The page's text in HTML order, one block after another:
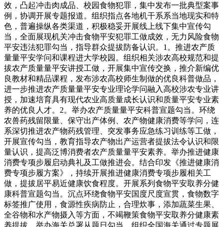
效，凸起冲击肉成品、校园食物犯罪，集中发布一批典型案事
例，协调开展专题报道。组织指点各地机干系系当地现实和特
色，普遍操纵各类渠道，积极稳妥开展线上线下集中宣传勾
当，全面展现机关冲击食物平安犯罪工做成效，无力风险食物
平安违法犯罪勾当，指导群众提拔防备认识。1。推进农产质
量量平安学问和课程进大学校园。组织相关涉农高校规范和提
拔农产质量量平安讲授工做，开展集中宣传交换，推介新编优
良教材和精品课程，发布涉农高校师生制做的优良科普做品，
进一步推进农产质量量平安专业理论学问融入高校涉农专业讲
授，加速培育具有现代农业高质量成长认识和质量平安专业素
养的优良人才。2。举办农产质量量平安科普宣题勾当。环绕
农兽药残留限量、保守出产体例、农产物健康消费等学问，连
系深切推进农产物药残管理、突发事务应急练习训练等工做，
开展宣传勾当，教育指导农产物出产运营者提拔法令认识和限
量认识，提高泛博消费者农产质量量平安素养。举办推进健康
消费专项步履启动典礼及工做推进会。结合印发《推进健康消
费专项步履方案》，持续开展推进健康消费专项步履相关工
做，提拔居平易近健康饮食程度。开展系列食物平安取养分健
康科普宣题勾当。沉点环绕食物平安国度尺度宣贯，食物数字
标签推广使用，食源性疾病防止，合理炊事，添加蔬菜生果、
全谷物和水产物摄入等方面，不竭鞭策食物平安取养分健康素
养提拔。举办海关总署从题日勾当。组织全国海关通过专题展